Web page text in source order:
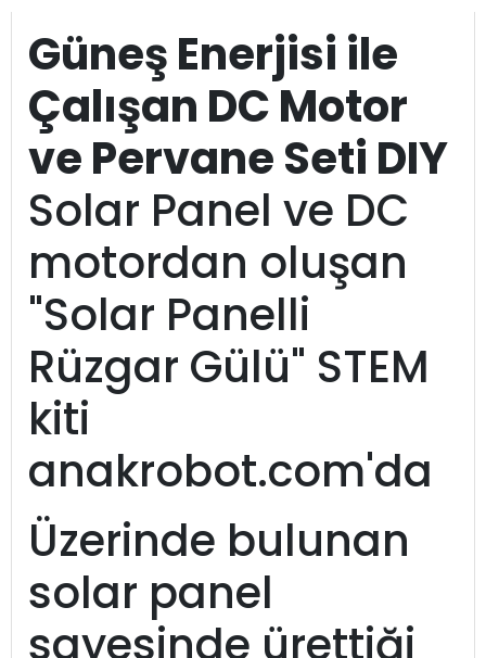
Güneş Enerjisi ile
Çalışan DC Motor
ve Pervane Seti DIY
Solar Panel ve DC
motordan oluşan
"Solar Panelli
Rüzgar Gülü" STEM
kiti
anakrobot.com'da
Üzerinde bulunan
solar panel
sayesinde ürettiği